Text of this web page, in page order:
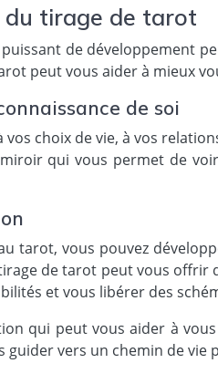
du tirage de tarot
de développement
peut vous aider à mieux
de soi
choix de vie, à vos
qui vous permet de
tarot, vous pouvez
de tarot peut vous offrir
et vous libérer des
qui peut vous aider à
guider vers un chemin de